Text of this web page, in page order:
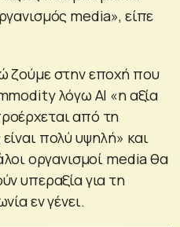
media», είπε
ζούμε στην εποχή που
λόγω AI «η αξία
από τη
πολύ υψηλή» και
οργανισμοί media θα
υπεραξία για τη
εν γένει.